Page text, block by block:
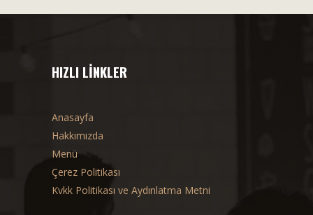
HIZLI LINKLER
Anasayfa
Hakkımızda
Menü
Çerez Politikası
Kvkk Politikası ve Aydınlatma Metni